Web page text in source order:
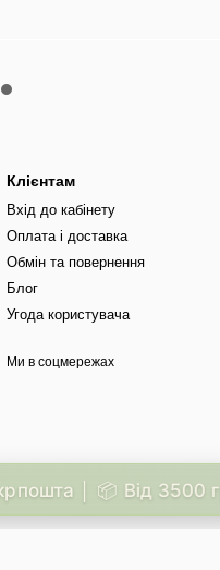
Клієнтам
Вхід до кабінету
Оплата і доставка
Обмін та повернення
Блог
Угода користувача
Ми в соцмережах